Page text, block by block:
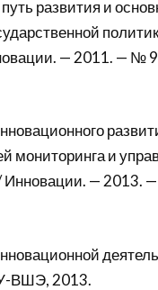
развития и
— 2011. — №
мониторинга и
Инновации. — 2013.
ВШЭ, 2013.